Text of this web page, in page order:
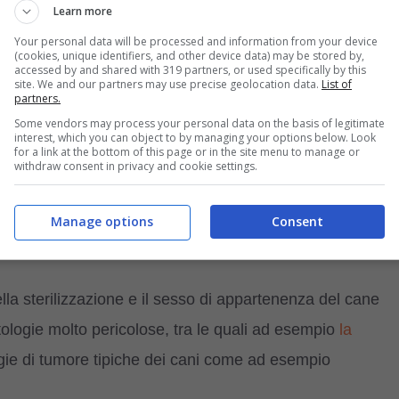
a sviluppare determinate patologie: ad
ditumorecome ilBoxero ilPastore Tedesco
a soffrire di disturbi articolari.
lavoro durato oltre 10 anni, i ricercatori dell’Università
che intercorre trala predisposizione ad alcune
riuscendo a dare alcune risposte importanti su quanto
sterilizzazione e il sesso di appartenenza del cane
molto pericolose, tra le quali ad esempio la
di tumore tipiche dei cani come ad esempio
Learn more
Your personal data will be processed and information from your device
(cookies, unique identifiers, and other device data) may be stored by,
accessed by and shared with 319 partners, or used specifically by this
site. We and our partners may use precise geolocation data. List of
partners.
Some vendors may process your personal data on the basis of legitimate
interest, which you can object to by managing your options below. Look
for a link at the bottom of this page or in the site menu to manage or
withdraw consent in privacy and cookie settings.
Consent
Manage options